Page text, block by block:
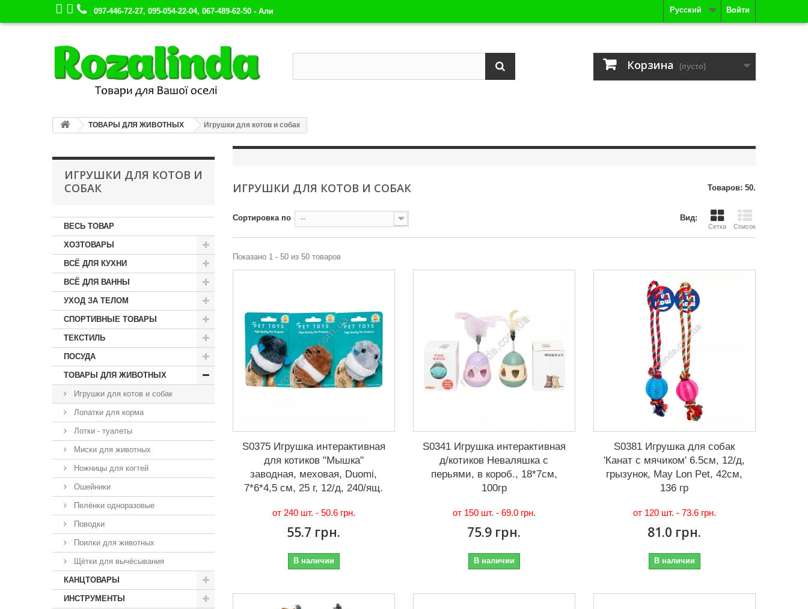
Войти
Русский
097-446-72-27, 095-054-22-04, 067-489-62-50 - Али
Корзина (пусто)
ТОВАРЫ ДЛЯ ЖИВОТНЫХ Игрушки для котов и собак
ИГРУШКИ ДЛЯ КОТОВ И
СОБАК
ВЕСЬ ТОВАР
ХОЗТОВАРЫ
ВСЁ ДЛЯ КУХНИ
ВСЁ ДЛЯ ВАННЫ
УХОД ЗА ТЕЛОМ
СПОРТИВНЫЕ ТОВАРЫ
ТЕКСТИЛЬ
ПОСУДА
ТОВАРЫ ДЛЯ ЖИВОТНЫХ
Игрушки для котов и собак
Лопатки для корма
Лотки - туалеты
Миски для животных
Ножницы для когтей
Ошейники
Пелёнки одноразовые
Поводки
Поилки для животных
Щётки для вычёсывания
КАНЦТОВАРЫ
ИНСТРУМЕНТЫ
ИГРУШКИ ДЛЯ КОТОВ И СОБАК Товаров: 50.
Вид:
Сетка Список
Сортировка по --
Показано 1 - 50 из 50 товаров
S0375 Игрушка интерактивная
для котиков "Мышка"
заводная, меховая, Duomi,
7*6*4,5 см, 25 г, 12/д, 240/ящ.
от 240 шт. - 50.6 грн.
55.7 грн.
В наличии
S0341 Игрушка интерактивная
д/котиков Неваляшка с
перьями, в короб., 18*7см,
100гр
от 150 шт. - 69.0 грн.
75.9 грн.
В наличии
S0381 Игрушка для собак
'Канат с мячиком' 6.5см, 12/д,
грызунок, May Lon Pet, 42см,
136 гр
от 120 шт. - 73.6 грн.
81.0 грн.
В наличии